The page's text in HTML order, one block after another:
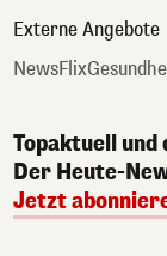
Externe Angebote
NewsFlix
Topaktuell
Der Heute-
Jetzt